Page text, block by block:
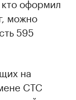
оформил
можно
595
на
СТС